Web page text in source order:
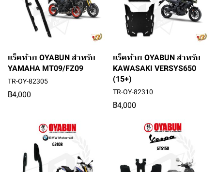
แร็คท้าย OYABUN สำหรับ
YAMAHA MT09/FZ09
TR-OY-82305
฿4,000
แร็คท้าย OYABUN สำหรับ
KAWASAKI VERSYS650
(15+)
TR-OY-82310
฿4,000